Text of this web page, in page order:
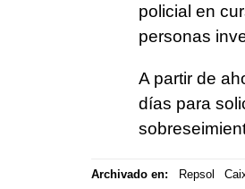
policial en
personas
A partir de
días para
Archivado en: Repsol